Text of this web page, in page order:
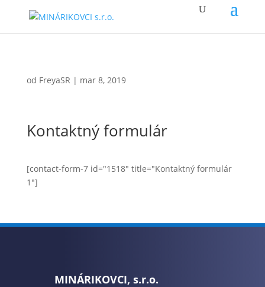
od FreyaSR | mar 8, 2019
Kontaktný formulár
[contact-form-7 id="1518" title="Kontaktný formulár
1"]
MINÁRIKOVCI, s.r.o.